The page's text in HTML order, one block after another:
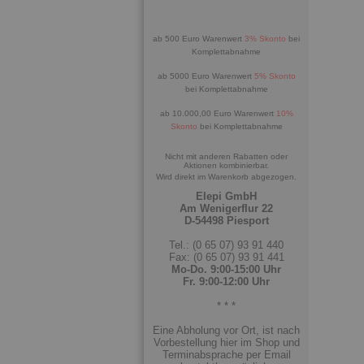
ab 500 Euro Warenwert 3% Skonto bei
Komplettabnahme
ab 5000 Euro Warenwert 5% Skonto
bei Komplettabnahme
ab 10.000,00 Euro Warenwert 10%
Skonto bei Komplettabnahme
Nicht mit anderen Rabatten oder
Aktionen kombinierbar.
Wird direkt im Warenkorb abgezogen.
Elepi GmbH
Am Wenigerflur 22
D-54498 Piesport
Tel.: (0 65 07) 93 91 440
Fax: (0 65 07) 93 91 441
Mo-Do. 9:00-15:00 Uhr
Fr. 9:00-12:00 Uhr
* * *
Eine Abholung vor Ort, ist nach
Vorbestellung hier im Shop und
Terminabsprache per Email